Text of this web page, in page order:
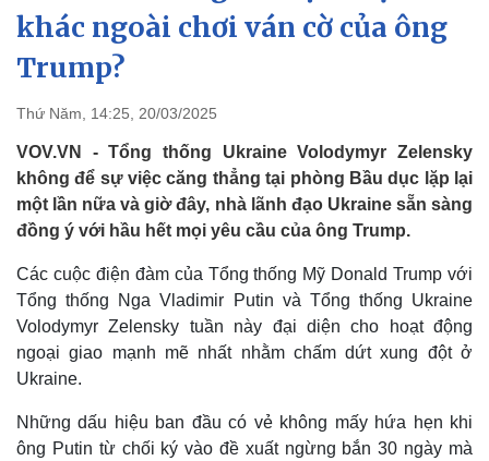
Đảng
Tổ chức nhân sự
Quốc hội
Nhận diện sự thật
Tin 24h
Dự báo thời tiết
khác ngoài chơi ván cờ của ông
Trump?
Thứ Năm, 14:25, 20/03/2025
VOV.VN - Tổng thống Ukraine Volodymyr Zelensky
không để sự việc căng thẳng tại phòng Bầu dục lặp lại
một lần nữa và giờ đây, nhà lãnh đạo Ukraine sẵn sàng
đồng ý với hầu hết mọi yêu cầu của ông Trump.
Các cuộc điện đàm của Tổng thống Mỹ Donald Trump với
Tổng thống Nga Vladimir Putin và Tổng thống Ukraine
Volodymyr Zelensky tuần này đại diện cho hoạt động
ngoại giao mạnh mẽ nhất nhằm chấm dứt xung đột ở
Ukraine.
Những dấu hiệu ban đầu có vẻ không mấy hứa hẹn khi
ông Putin từ chối ký vào đề xuất ngừng bắn 30 ngày mà